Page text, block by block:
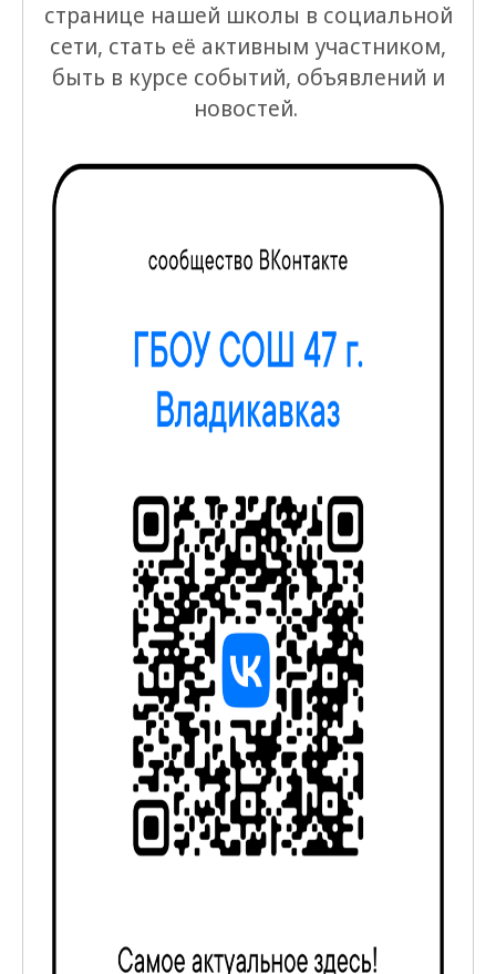
странице нашей школы в социальной
сети, стать её активным участником,
быть в курсе событий, объявлений и
новостей.